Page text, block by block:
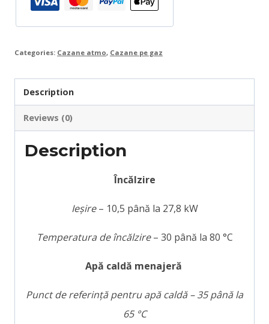
quantity
Categories: Cazane atmo, Cazane pe gaz
Description
Reviews (0)
Description
Încălzire
Ieșire– 10,5 până la 27,8 kW
Temperatura de încălzire– 30 până la 80 °C
Apă caldă menajeră
Punct de referință pentru apă caldă – 35 până la
65 °C